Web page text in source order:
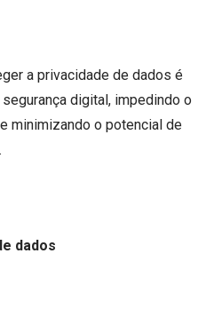
a privacidade de dados é
digital, impedindo o
minimizando o potencial de
dados